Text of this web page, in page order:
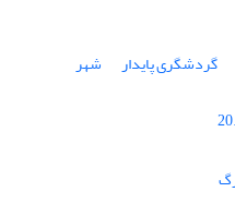
گردشگری پایدار شهر